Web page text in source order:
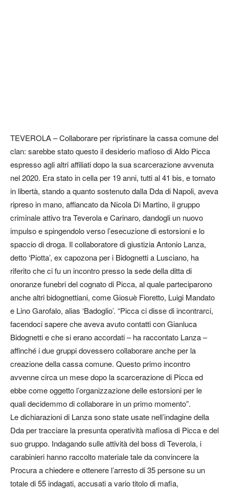
TEVEROLA – Collaborare per ripristinare la cassa comune del
clan: sarebbe stato questo il desiderio mafioso di Aldo Picca
espresso agli altri affiliati dopo la sua scarcerazione avvenuta
nel 2020. Era stato in cella per 19 anni, tutti al 41 bis, e tornato
in libertà, stando a quanto sostenuto dalla Dda di Napoli, aveva
ripreso in mano, affiancato da Nicola Di Martino, il gruppo
criminale attivo tra Teverola e Carinaro, dandogli un nuovo
impulso e spingendolo verso l’esecuzione di estorsioni e lo
spaccio di droga. Il collaboratore di giustizia Antonio Lanza,
detto ‘Piotta’, ex capozona per i Bidognetti a Lusciano, ha
riferito che ci fu un incontro presso la sede della ditta di
onoranze funebri del cognato di Picca, al quale parteciparono
anche altri bidognettiani, come Giosuè Fioretto, Luigi Mandato
e Lino Garofalo, alias ‘Badoglio’. “Picca ci disse di incontrarci,
facendoci sapere che aveva avuto contatti con Gianluca
Bidognetti e che si erano accordati – ha raccontato Lanza –
affinché i due gruppi dovessero collaborare anche per la
creazione della cassa comune. Questo primo incontro
avvenne circa un mese dopo la scarcerazione di Picca ed
ebbe come oggetto l’organizzazione delle estorsioni per le
quali decidemmo di collaborare in un primo momento”.
Le dichiarazioni di Lanza sono state usate nell’indagine della
Dda per tracciare la presunta operatività mafiosa di Picca e del
suo gruppo. Indagando sulle attività del boss di Teverola, i
carabinieri hanno raccolto materiale tale da convincere la
Procura a chiedere e ottenere l’arresto di 35 persone su un
totale di 55 indagati, accusati a vario titolo di mafia,